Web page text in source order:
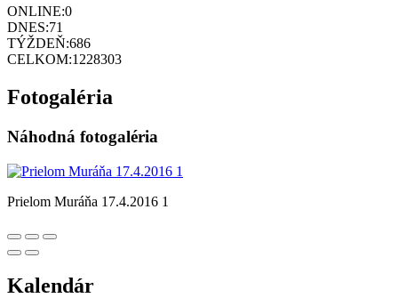
ONLINE:0
DNES:71
TÝŽDEŇ:686
CELKOM:1228303
Fotogaléria
Náhodná fotogaléria
Prielom Muráňa 17.4.2016 1
Kalendár